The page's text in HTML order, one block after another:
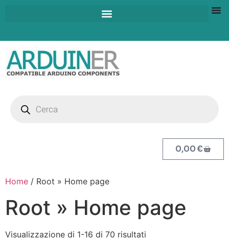
0,00€
Home / Root » Home page
Root » Home page
Visualizzazione di 1-16 di 70 risultati